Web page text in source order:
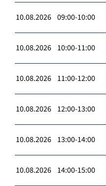
10.08.2026 09:00-10:00
10.08.2026 10:00-11:00
10.08.2026 11:00-12:00
10.08.2026 12:00-13:00
10.08.2026 13:00-14:00
10.08.2026 14:00-15:00